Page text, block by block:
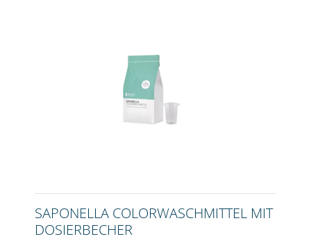
SAPONELLA COLORWASCHMITTEL MIT
DOSIERBECHER